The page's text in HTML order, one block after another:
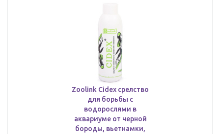
Zoolink Cidex срелство
для борьбы с
водорослями в
аквариуме от черной
бороды, вьетнамки,